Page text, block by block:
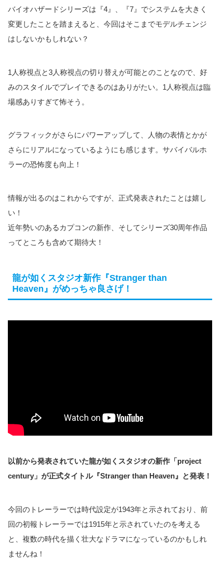
バイオハザードシリーズは『4』、『7』でシステムを大きく
変更したことを踏まえると、今回はそこまでモデルチェンジ
はしないかもしれない？
1人称視点と3人称視点の切り替えが可能とのことなので、好
みのスタイルでプレイできるのはありがたい。1人称視点は臨
場感ありすぎて怖そう。
グラフィックがさらにパワーアップして、人物の表情とかが
さらにリアルになっているようにも感じます。サバイバルホ
ラーの恐怖度も向上！
情報が出るのはこれからですが、正式発表されたことは嬉し
い！
近年勢いのあるカプコンの新作、そしてシリーズ30周年作品
ってところも含めて期待大！
龍が如くスタジオ新作『Stranger than
Heaven』がめっちゃ良さげ！
以前から発表されていた龍が如くスタジオの新作「project
century」が正式タイトル『Stranger than Heaven』と発表！
今回のトレーラーでは時代設定が1943年と示されており、前
回の初報トレーラーでは1915年と示されていたのを考える
と、複数の時代を描く壮大なドラマになっているのかもしれ
ませんね！